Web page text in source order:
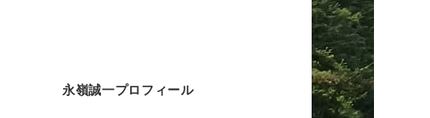
永嶺誠一プロフィール